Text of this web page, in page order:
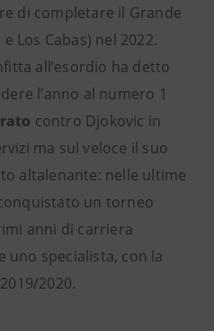
di completare il Grande
Los Cabas) nel 2022.
all’esordio ha detto
l’anno al numero 1
contro Djokovic in
ma sul veloce il suo
altalenante: nelle ultime
un torneo
anni di carriera
uno specialista, con la
2020.